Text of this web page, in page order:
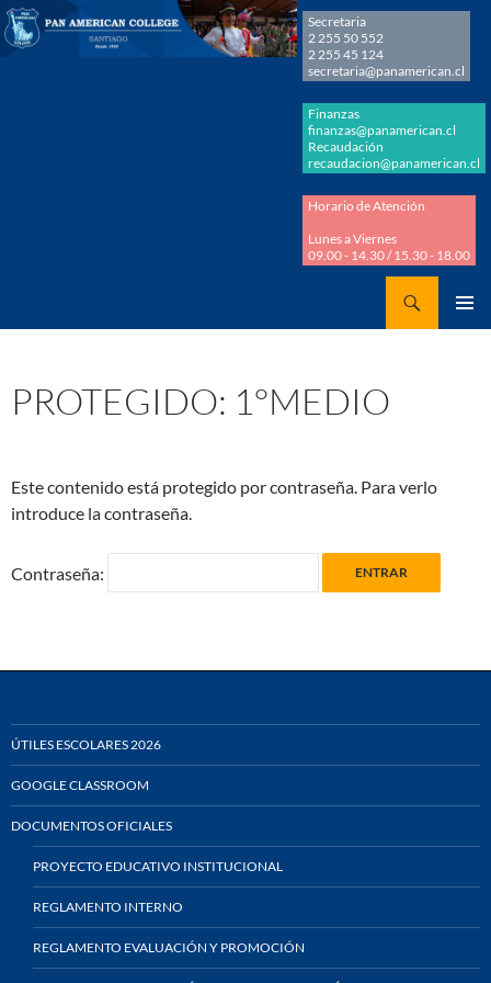
Secretaria
2 255 50 552
2 255 45 124
secretaria@panamerican.cl
Finanzas
finanzas@panamerican.cl
Recaudación
recaudacion@panamerican.cl
Horario de Atención
Lunes a Viernes
09.00 - 14.30 / 15.30 - 18.00
PROTEGIDO: 1°MEDIO
Este contenido está protegido por contraseña. Para verlo
introduce la contraseña.
Contraseña:
ÚTILES ESCOLARES 2026
GOOGLE CLASSROOM
DOCUMENTOS OFICIALES
PROYECTO EDUCATIVO INSTITUCIONAL
REGLAMENTO INTERNO
REGLAMENTO EVALUACIÓN Y PROMOCIÓN